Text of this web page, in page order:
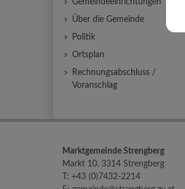
Gemeindeeinrichtungen
Über die Gemeinde
Politik
Ortsplan
Rechnungsabschluss /
Voranschlag
Marktgemeinde Strengberg
Markt 10, 3314 Strengberg
T: +43 (0)7432-2214